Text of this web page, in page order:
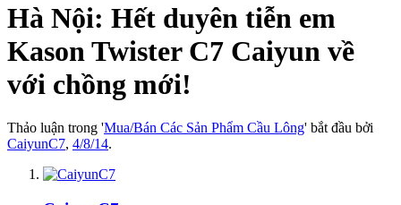
Hà Nội: Hết duyên tiễn em
Kason Twister C7 Caiyun về
với chồng mới!
Thảo luận trong 'Mua/Bán Các Sản Phẩm Cầu Lông' bắt đầu bởi
CaiyunC7, 4/8/14.